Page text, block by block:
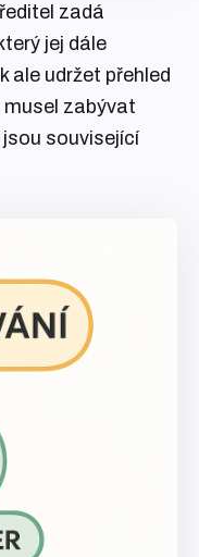
zadá
jej dále
ale udržet přehled
musel zabývat
jsou související